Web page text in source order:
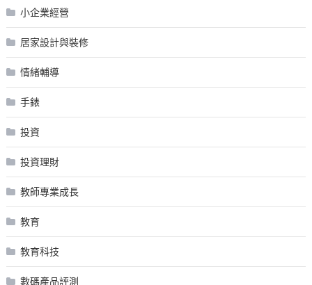
小企業經營
居家設計與裝修
情緒輔導
手錶
投資
投資理財
教師專業成長
教育
教育科技
數碼產品評測